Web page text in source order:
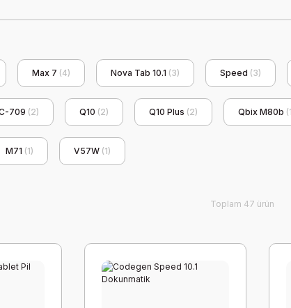
Max 7 (4) Nova Tab 10.1 (3) Speed (3)
709 (2) Q10 (2) Q10 Plus (2) Qbix M80b
M71 (1) V57W (1)
Toplam 47 ürün